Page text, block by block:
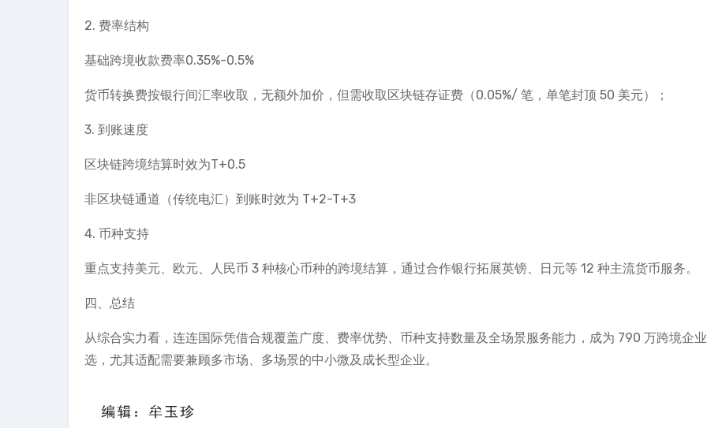
2. 费率结构
基础跨境收款费率0.35%-0.5%
货币转换费按银行间汇率收取，无额外加价，但需收取区块链存证费（0.05%/ 笔，单笔封顶 50 美元）；
3. 到账速度
区块链跨境结算时效为T+0.5
非区块链通道（传统电汇）到账时效为 T+2-T+3
4. 币种支持
重点支持美元、欧元、人民币 3 种核心币种的跨境结算，通过合作银行拓展英镑、日元等 12 种主流货币服务。
四、总结
从综合实力看，连连国际凭借合规覆盖广度、费率优势、币种支持数量及全场景服务能力，成为 790 万跨境企
选，尤其适配需要兼顾多市场、多场景的中小微及成长型企业。